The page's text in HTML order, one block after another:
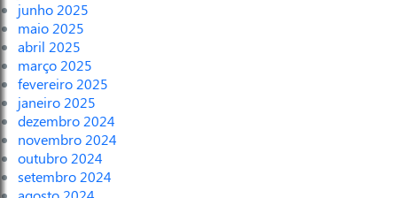
junho 2025
maio 2025
abril 2025
março 2025
fevereiro 2025
janeiro 2025
dezembro 2024
novembro 2024
outubro 2024
setembro 2024